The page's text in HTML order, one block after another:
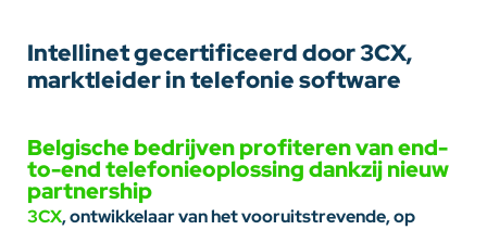
Intellinet gecertificeerd door 3CX,
marktleider in telefonie software
Belgische bedrijven profiteren van end-
to-end telefonieoplossing dankzij nieuw
partnership
3CX, ontwikkelaar van het vooruitstrevende, op